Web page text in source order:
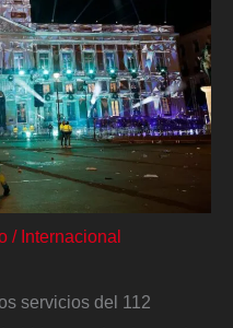
/ Internacional
servicios del 112